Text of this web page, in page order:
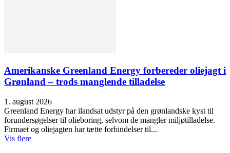
Amerikanske Greenland Energy forbereder oliejagt i
Grønland – trods manglende tilladelse
1. august 2026
Greenland Energy har ilandsat udstyr på den grønlandske kyst til
forundersøgelser til olieboring, selvom de mangler miljøtilladelse.
Firmaet og oliejagten har tætte forbindelser til...
Vis flere